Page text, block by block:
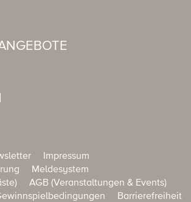
Impressum
Meldesystem
AGB (Veranstaltungen & Events)
Barrierefreiheit